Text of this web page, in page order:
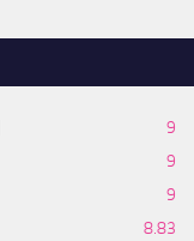
9
9
9
8.83